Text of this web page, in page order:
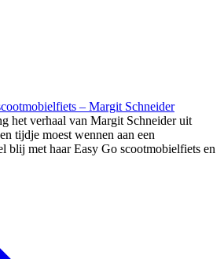
– Margit Schneider
het verhaal van Margit Schneider uit
tijdje moest wennen aan een
blij met haar Easy Go scootmobielfiets en